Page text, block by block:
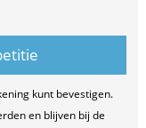
kunt bevestigen.
en blijven bij de